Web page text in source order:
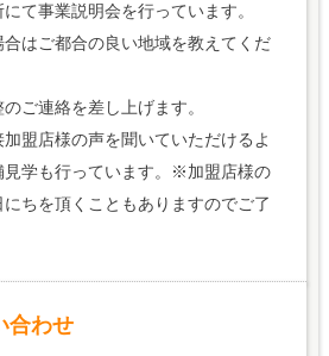
て事業説明会を行っています。
はご都合の良い地域を教えてくだ
ご連絡を差し上げます。
盟店様の声を聞いていただけるよ
見学も行っています。※加盟店様の
ちを頂くこともありますのでご了
合わせ